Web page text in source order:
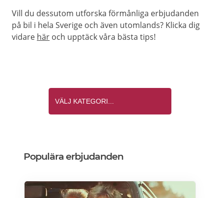
Vill du dessutom utforska förmånliga erbjudanden
på bil i hela Sverige och även utomlands? Klicka dig
vidare här och upptäck våra bästa tips!
Populära erbjudanden